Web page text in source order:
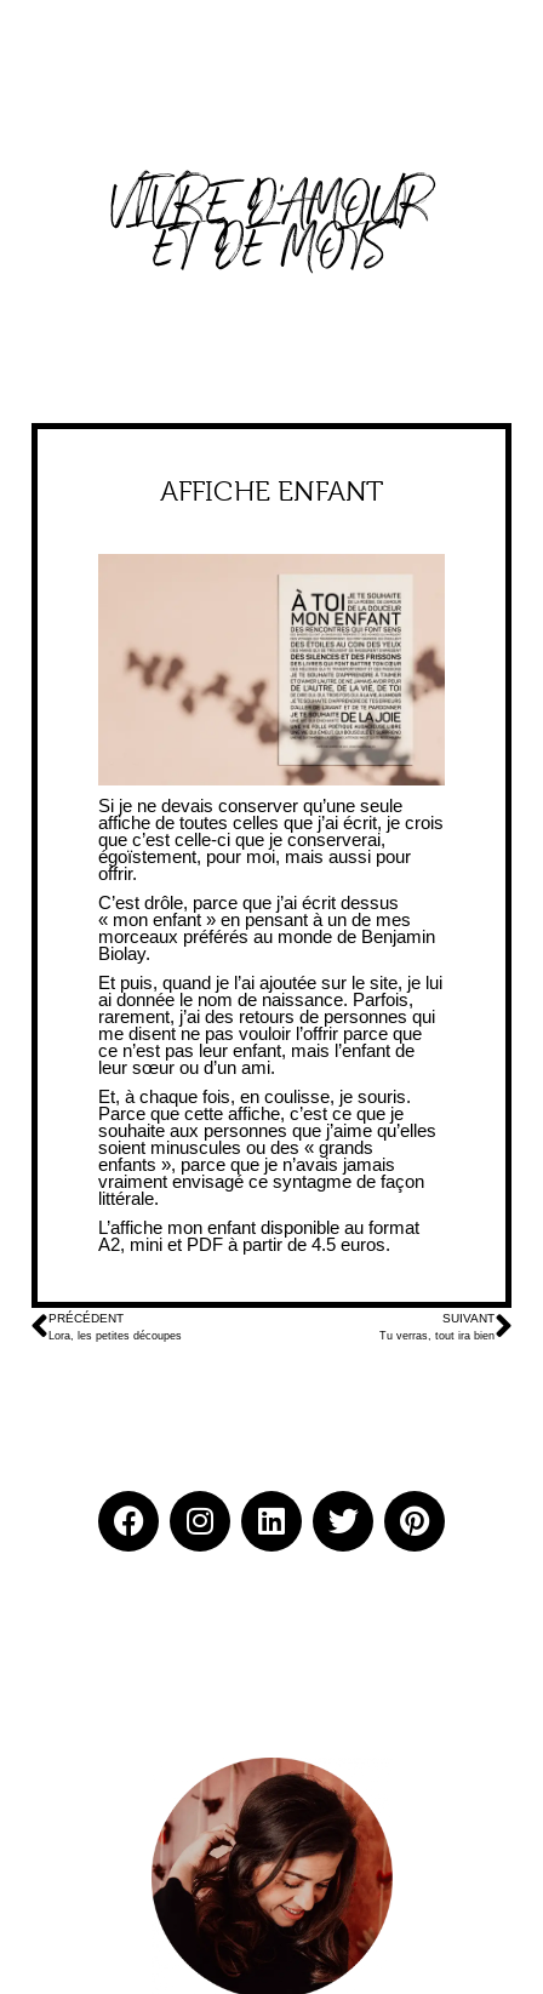
VIVRE D'AMOUR
ET DE MOTS
AFFICHE ENFANT
Si je ne devais conserver qu’une seule
affiche de toutes celles que j’ai écrit, je crois
que c’est celle-ci que je conserverai,
égoïstement, pour moi, mais aussi pour
offrir.
C’est drôle, parce que j’ai écrit dessus
« mon enfant » en pensant à un de mes
morceaux préférés au monde de Benjamin
Biolay.
Et puis, quand je l’ai ajoutée sur le site, je lui
ai donnée le nom de naissance. Parfois,
rarement, j’ai des retours de personnes qui
me disent ne pas vouloir l’offrir parce que
ce n’est pas leur enfant, mais l’enfant de
leur sœur ou d’un ami.
Et, à chaque fois, en coulisse, je souris.
Parce que cette affiche, c’est ce que je
souhaite aux personnes que j’aime qu’elles
soient minuscules ou des « grands
enfants », parce que je n’avais jamais
vraiment envisagé ce syntagme de façon
littérale.
L’affiche mon enfant disponible au format
A2, mini et PDF à partir de 4.5 euros.
PRÉCÉDENT
Lora, les petites découpes
SUIVANT
Tu verras, tout ira bien